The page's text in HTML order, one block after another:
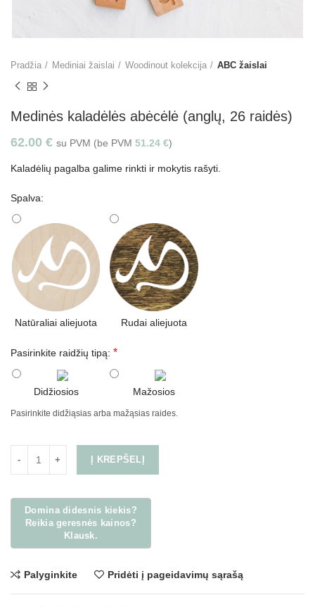
Pradžia Mediniai žaislai Woodinout kolekcija ABC žaislai
Medinės kaladėlės abėcėlė (anglų, 26 raidės)
62.00 € su PVM (be PVM 51.24 €)
Kaladėlių pagalba galime rinkti ir mokytis rašyti.
Spalva:
Natūraliai aliejuota Rudai aliejuota
Pasirinkite raidžių tipą: *
Didžiosios Mažosios
Pasirinkite didžiąsias arba mažąsias raides.
Į KREPŠELĮ
Palyginkite Pridėti į pageidavimų sąrašą